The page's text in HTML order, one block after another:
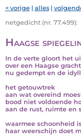
< vorige| alles|
netgedicht (nr. 77.499):
Haagse
In de verte gloort het
over een Haagse
nu gedempt en de
het getouwtrek
aan wat overeind
bood niet voldoende
aan de rust, ruimte en
waarmee schoonheid
haar weerschijn doet